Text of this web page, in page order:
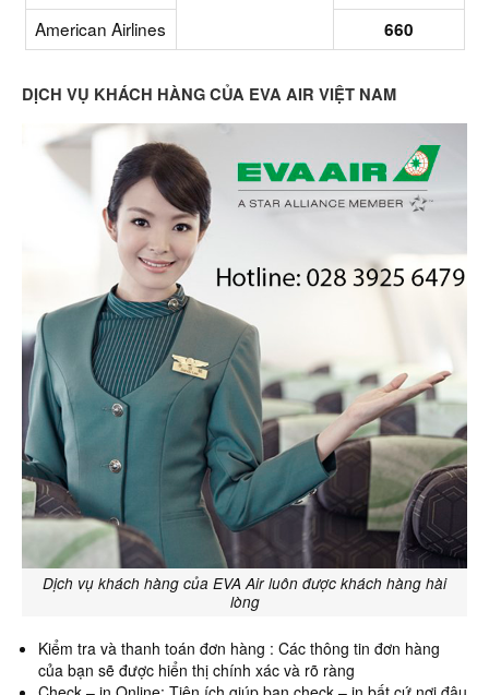
American Airlines
660
DỊCH VỤ KHÁCH HÀNG CỦA EVA AIR VIỆT NAM
Dịch vụ khách hàng của EVA Air luôn được khách hàng hài
lòng
Kiểm tra và thanh toán đơn hàng : Các thông tin đơn hàng
của bạn sẽ được hiển thị chính xác và rõ ràng